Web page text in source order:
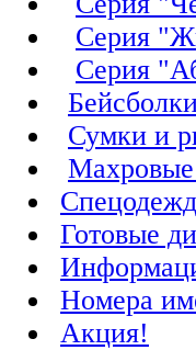
Серия
Серия
Сумки и
Махровые
Готовые
Номера
Акция!